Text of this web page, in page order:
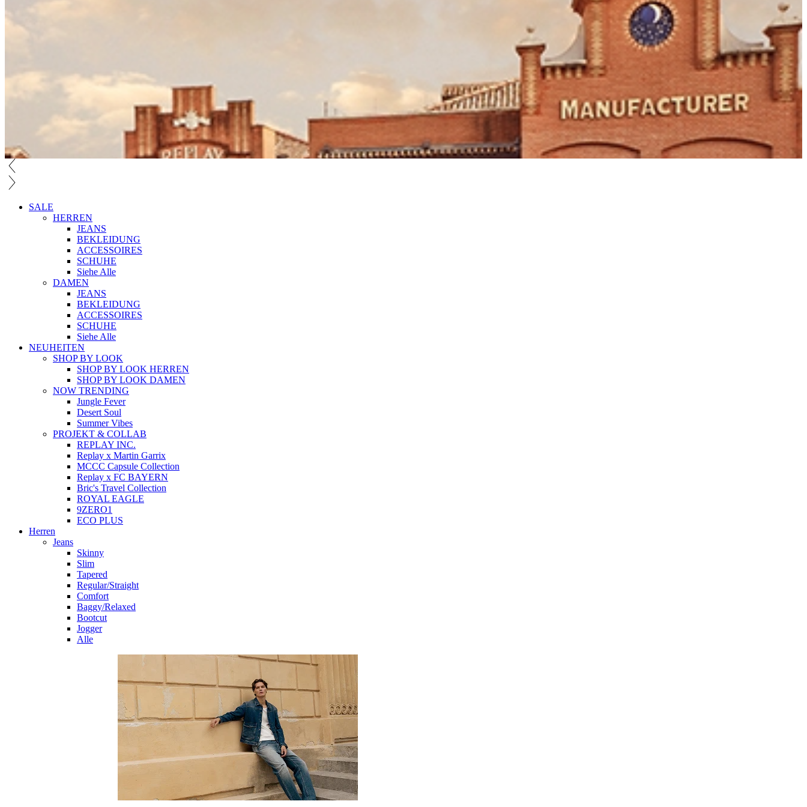
SALE
HERREN
JEANS
BEKLEIDUNG
ACCESSOIRES
SCHUHE
Siehe Alle
DAMEN
JEANS
BEKLEIDUNG
ACCESSOIRES
SCHUHE
Siehe Alle
NEUHEITEN
SHOP BY LOOK
SHOP BY LOOK HERREN
SHOP BY LOOK DAMEN
NOW TRENDING
Jungle Fever
Desert Soul
Summer Vibes
PROJEKT & COLLAB
REPLAY INC.
Replay x Martin Garrix
MCCC Capsule Collection
Replay x FC BAYERN
Bric's Travel Collection
ROYAL EAGLE
9ZERO1
ECO PLUS
Herren
Jeans
Skinny
Slim
Tapered
Regular/Straight
Comfort
Baggy/Relaxed
Bootcut
Jogger
Alle